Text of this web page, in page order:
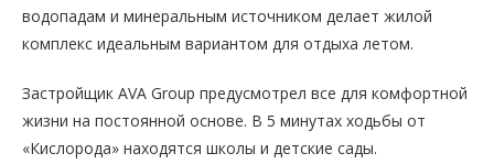
водопадам и минеральным источником делает жилой
комплекс идеальным вариантом для отдыха летом.
Застройщик AVA Group предусмотрел все для комфортной
жизни на постоянной основе. В 5 минутах ходьбы от
«Кислорода» находятся школы и детские сады.